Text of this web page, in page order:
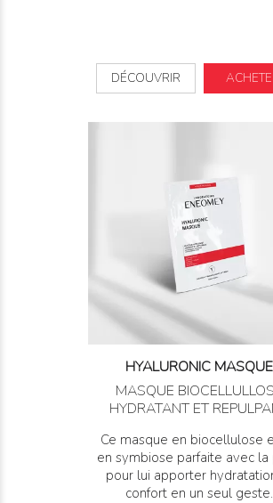
DÉCOUVRIR
HYALURONIC MASQUE
MASQUE
HYDRATANT ET
Ce masque en biocellulose
en symbiose parfaite avec la
pour lui apporter
confort en un seul geste.